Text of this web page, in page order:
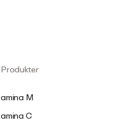
Produkter
amina M
amina C